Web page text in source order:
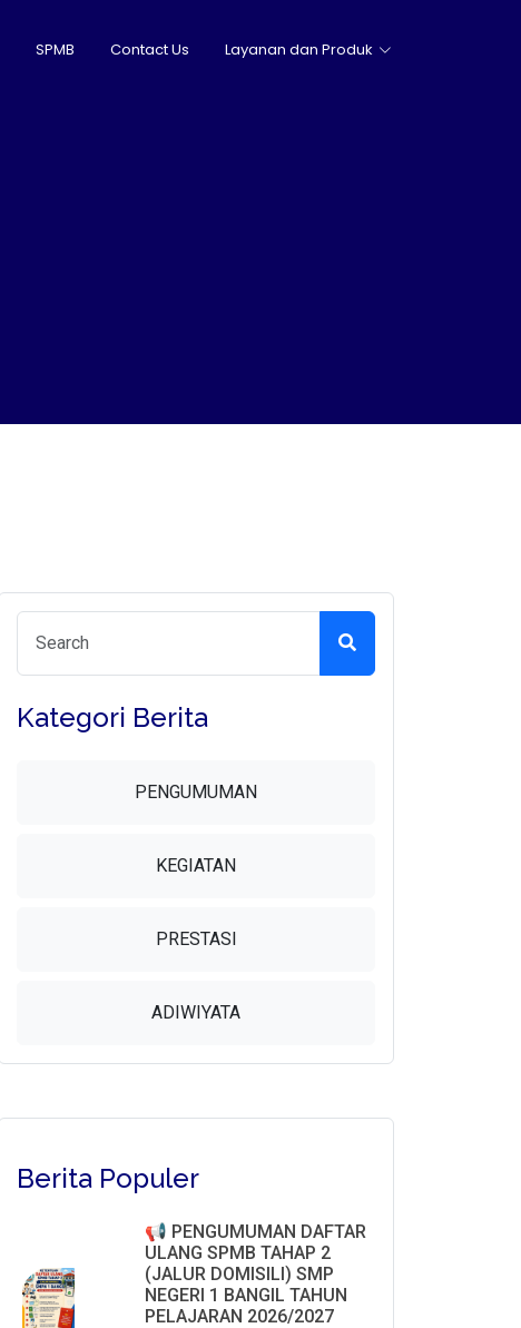
SPMB Contact Us Layanan dan Produk
Kategori Berita
PENGUMUMAN
KEGIATAN
PRESTASI
ADIWIYATA
Berita Populer
📢 PENGUMUMAN DAFTAR
ULANG SPMB TAHAP 2
(JALUR DOMISILI) SMP
NEGERI 1 BANGIL TAHUN
PELAJARAN 2026/2027